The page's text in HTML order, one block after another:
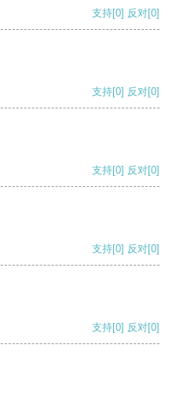
支持[0] 反对[0]
支持[0] 反对[0]
支持[0] 反对[0]
支持[0] 反对[0]
支持[0] 反对[0]